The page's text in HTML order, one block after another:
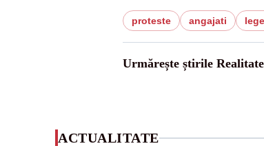
proteste angajati
Urmărește știrile
ACTUALITATE